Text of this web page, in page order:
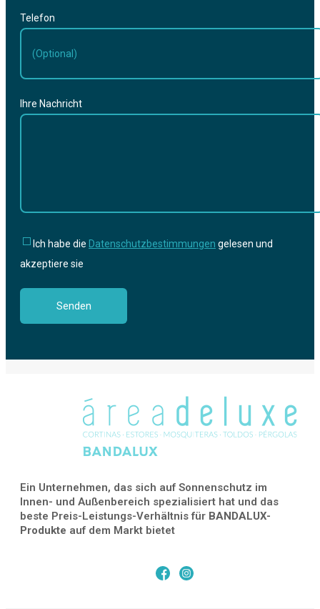
Telefon
Ihre Nachricht
Ich habe die Datenschutzbestimmungen gelesen und
akzeptiere sie
Ein Unternehmen, das sich auf Sonnenschutz im
Innen- und Außenbereich spezialisiert hat und das
beste Preis-Leistungs-Verhältnis für BANDALUX-
Produkte auf dem Markt bietet